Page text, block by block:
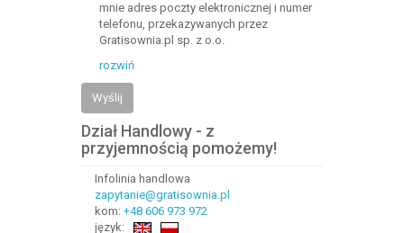
mnie adres poczty elektronicznej i numer
telefonu, przekazywanych przez
Gratisownia.pl sp. z o.o.
rozwiń
Wyślij
Dział Handlowy - z
przyjemnością pomożemy!
Infolinia handlowa
zapytanie@gratisownia.pl
kom: +48 606 973 972
język: